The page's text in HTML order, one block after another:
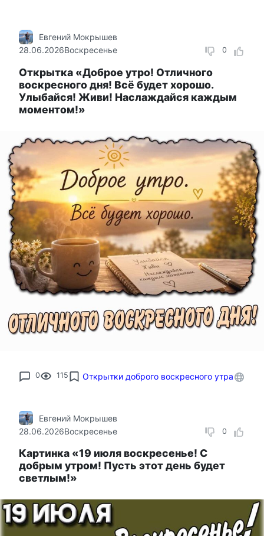
0
Евгений Мокрышев
28.06.2026Воскресенье
Открытка «Доброе утро! Отличного
воскресного дня! Всё будет хорошо.
Улыбайся! Живи! Наслаждайся каждым
моментом!»
0 115 Открытки доброго воскресного утра
0
Евгений Мокрышев
28.06.2026Воскресенье
Картинка «19 июля воскресенье! С
добрым утром! Пусть этот день будет
светлым!»